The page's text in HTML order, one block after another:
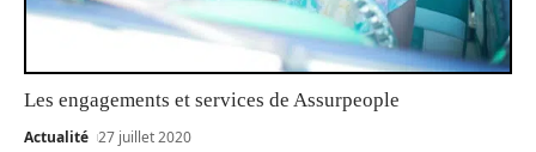
Les engagements et services de Assurpeople
Actualité 27 juillet 2020